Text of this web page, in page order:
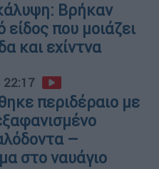
Βρήκαν
είδος που μοιάζει
και εχίντνα
22:17
περιδέραιο με
–
στο ναυάγιο